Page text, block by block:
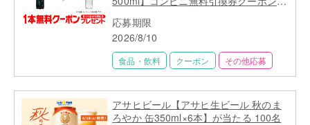
応募期限
2026/8/10
食品・飲料 クーポン その他応募
アサヒビール【アサヒ生ビール 秋のま
ろやか 缶350ml×6本】が当たる 100名